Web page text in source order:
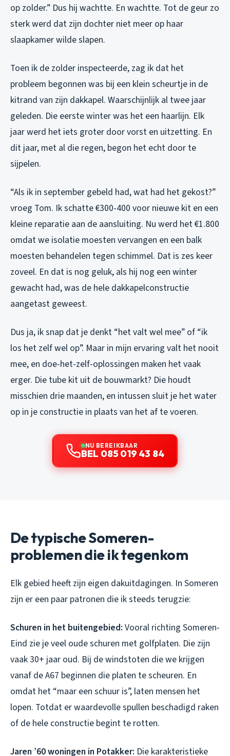
op zolder.” Dus hij wachtte. En wachtte. Tot de geur zo
sterk werd dat zijn dochter niet meer op haar
slaapkamer wilde slapen.
Toen ik de zolder inspecteerde, zag ik dat het
probleem begonnen was bij een klein scheurtje in de
kitrand van zijn dakkapel. Waarschijnlijk al twee jaar
geleden. Die eerste winter was het een haarlijn. Elk
jaar werd het iets groter door vorst en uitzetting. En
dit jaar, met al die regen, begon het echt door te
sijpelen.
“Als ik in september gebeld had, wat had het gekost?”
vroeg Tom. Ik schatte €300-400 voor nieuwe kit en een
kleine reparatie aan de aansluiting. Nu werd het €1.800
omdat we isolatie moesten vervangen en een balk
moesten behandelen tegen schimmel. Dat is zes keer
zoveel. En dat is nog geluk, als hij nog een winter
gewacht had, was de hele dakkapelconstructie
aangetast geweest.
Dus ja, ik snap dat je denkt “het valt wel mee” of “ik
los het zelf wel op”. Maar in mijn ervaring valt het nooit
mee, en doe-het-zelf-oplossingen maken het vaak
erger. Die tube kit uit de bouwmarkt? Die houdt
misschien drie maanden, en intussen sluit je het water
op in je constructie in plaats van het af te voeren.
NU BEREIKBAAR
BEL 085 019 43 84
De typische Someren-
problemen die ik tegenkom
Elk gebied heeft zijn eigen dakuitdagingen. In Someren
zijn er een paar patronen die ik steeds terugzie:
Schuren in het buitengebied: Vooral richting Someren-
Eind zie je veel oude schuren met golfplaten. Die zijn
vaak 30+ jaar oud. Bij de windstoten die we krijgen
vanaf de A67 beginnen die platen te scheuren. En
omdat het “maar een schuur is”, laten mensen het
lopen. Totdat er waardevolle spullen beschadigd raken
of de hele constructie begint te rotten.
Jaren ’60 woningen in Potakker: Die karakteristieke